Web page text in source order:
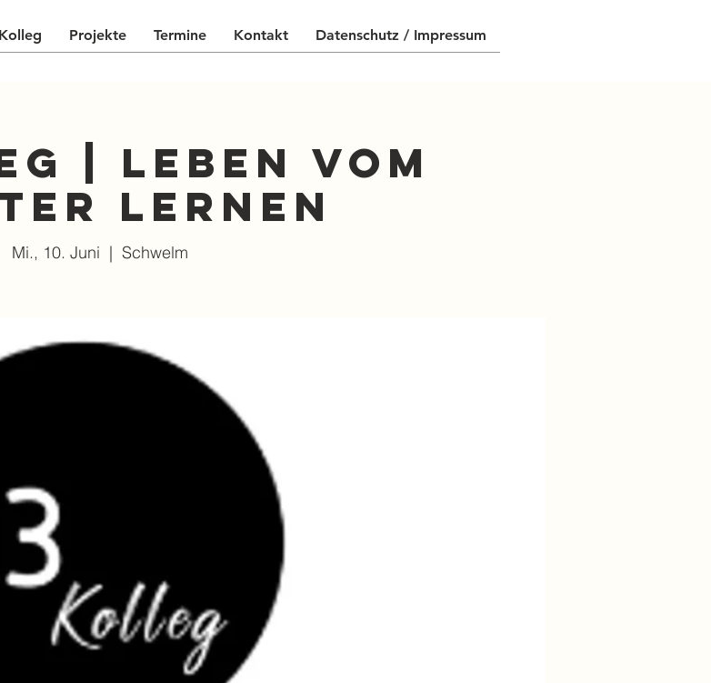
Projekte Termine Kontakt Datenschutz / Impressum
| Leben vom
lernen
Mi., 10. Juni
  |
Schwelm